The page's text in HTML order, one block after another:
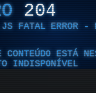
204
FATAL ERROR -
CONTEÚDO ESTÁ
INDISPONÍVEL